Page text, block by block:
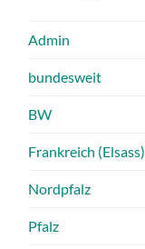
Admin
bundesweit
BW
Frankreich (Elsass)
Nordpfalz
Pfalz